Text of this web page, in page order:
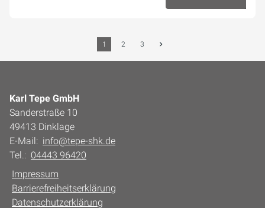
1 2 3
Karl Tepe GmbH
Sanderstraße 10
49413 Dinklage
E-Mail: info@tepe-shk.de
Tel.: 04443 96420
Impressum
Barrierefreiheitserklärung
Datenschutzerklärung